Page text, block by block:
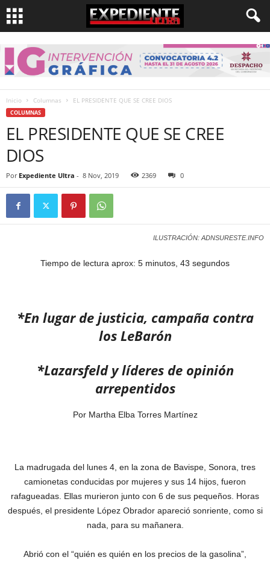
Inicio Columnas EL PRESIDENTE QUE SE CREE DIOS
COLUMNAS
EL PRESIDENTE QUE SE CREE
DIOS
Por Expediente Ultra - 8 Nov, 2019 2369 0
ILUSTRACIÓN: ADNSURESTE.INFO
Tiempo de lectura aprox: 5 minutos, 43 segundos
*En lugar de justicia, campaña contra
los LeBarón
*Lazarsfeld y líderes de opinión
arrepentidos
Por Martha Elba Torres Martínez
La madrugada del lunes 4, en la zona de Bavispe, Sonora, tres
camionetas conducidas por mujeres y sus 14 hijos, fueron
rafagueadas. Ellas murieron junto con 6 de sus pequeños. Horas
después, el presidente López Obrador apareció sonriente, como si
nada, para su mañanera.
Abrió con el “quién es quién en los precios de la gasolina”,